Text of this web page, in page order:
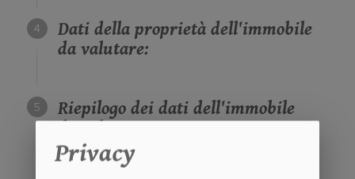
Dati della proprietà dell'immobile
da valutare:
Riepilogo dei dati dell'immobile
da valutare:
Privacy